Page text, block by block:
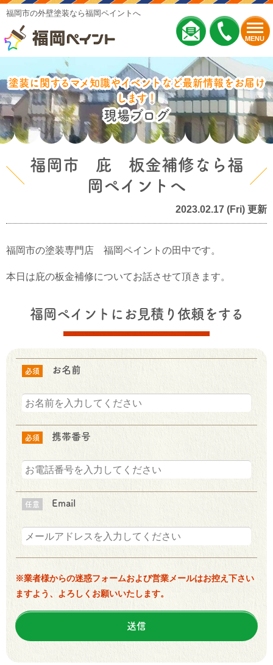
MENU
福岡市の外壁塗装なら福岡ペイントへ
塗装に関するマメ知識やイベントなど最新情報をお届け
します！
現場ブログ
福岡市 庇 板金補修なら福
岡ペイントへ
2023.02.17 (Fri) 更新
福岡市の塗装専門店 福岡ペイントの田中です。
本日は庇の板金補修についてお話させて頂きます。
福岡ペイントにお見積り依頼をする
必須 お名前
必須 携帯番号
任意 Email
※業者様からの迷惑フォームおよび営業メールはお控え下さい
ますよう、よろしくお願いいたします。